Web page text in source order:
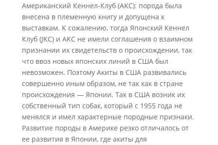
Американский Кеннел-Клуб (AKC): порода была
внесена в племенную книгу и допущена к
выставкам. К сожалению, тогда Японский Кеннел
Клуб (JKC) и AKC не имели соглашения о взаимном
признании их свидетельств о происхождении, так
что ввоз новых японских линий в США был
невозможен. Поэтому Акиты в США развивались
совершенно иным образом, не так как в стране
происхождения — Японии. Так в США возник их
собственный тип собак, который с 1955 года не
менялся и имел характерные породные признаки.
Развитие породы в Америке резко отличалось от
ее развития в Японии, где акиты для